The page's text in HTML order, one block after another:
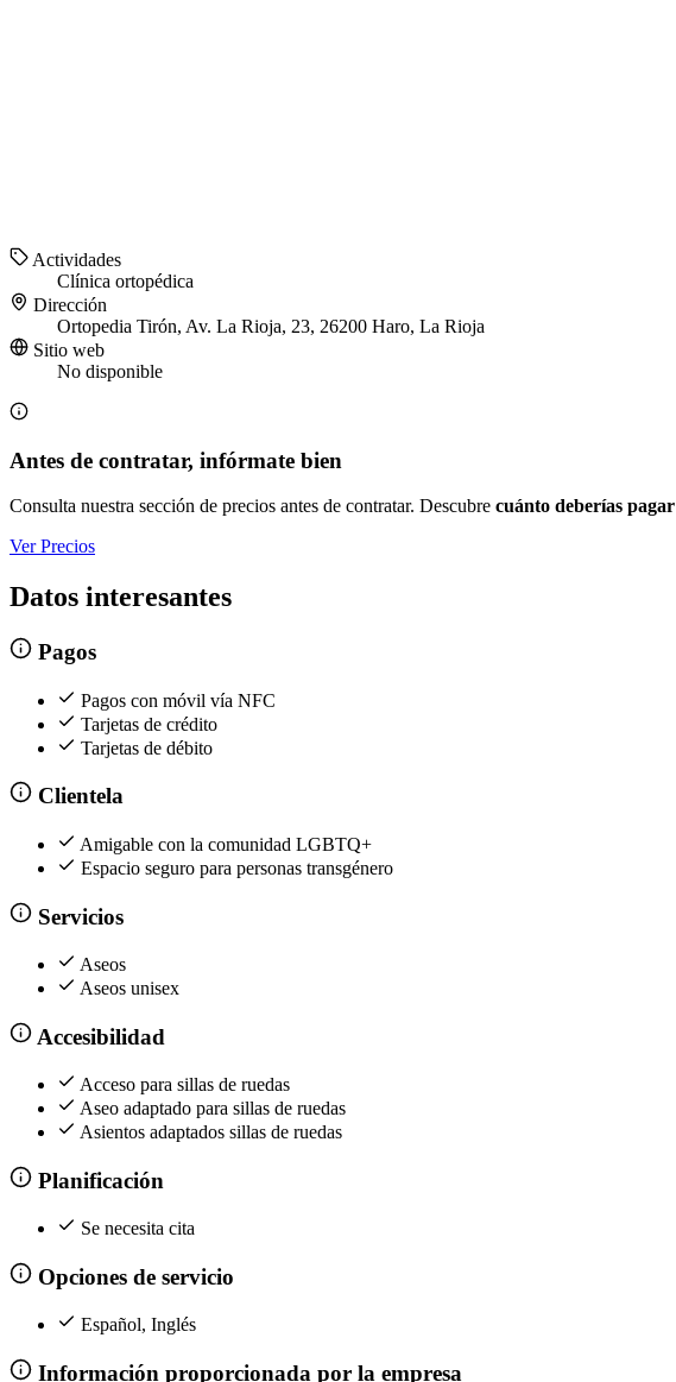
Actividades
Clínica ortopédica
Dirección
Ortopedia Tirón, Av. La Rioja, 23, 26200 Haro, La Rioja
Sitio web
No disponible
Antes de contratar, infórmate bien
Consulta nuestra sección de precios antes de contratar. Descubre cuánto deberías pagar
Ver Precios
Datos interesantes
Pagos
Pagos con móvil vía NFC
Tarjetas de crédito
Tarjetas de débito
Clientela
Amigable con la comunidad LGBTQ+
Espacio seguro para personas transgénero
Servicios
Aseos
Aseos unisex
Accesibilidad
Acceso para sillas de ruedas
Aseo adaptado para sillas de ruedas
Asientos adaptados sillas de ruedas
Planificación
Se necesita cita
Opciones de servicio
Español, Inglés
Información proporcionada por la empresa